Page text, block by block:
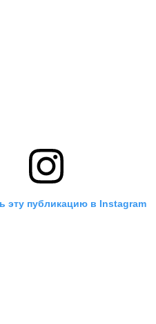
эту публикацию в Instagram